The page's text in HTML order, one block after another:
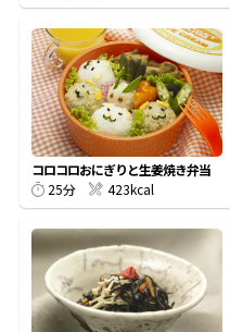
新鮮一番
コロコロおにぎりと生姜焼き弁当
25分
423kcal